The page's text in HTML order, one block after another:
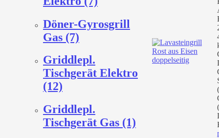
Döner-Gyrosgrill
Gas (7)
Griddlepl.
Tischgerät Elektro
(12)
Griddlepl.
Tischgerät Gas (1)